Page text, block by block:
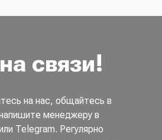
связи!
на нас, общайтесь в
менеджеру в
Telegram. Регулярно